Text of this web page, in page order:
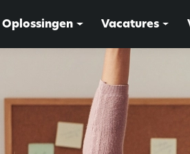
Oplossingen Vacatures